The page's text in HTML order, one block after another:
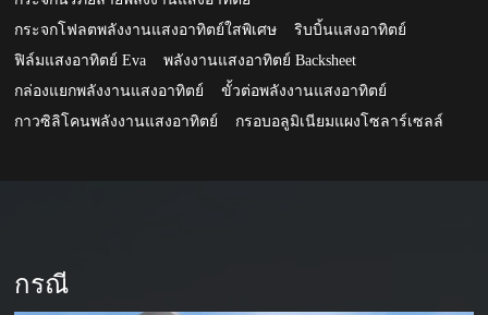
กระจกโฟลตพลังงานแสงอาทิตย์ใสพิเศษ
ริบบิ้นแสงอาทิตย์
ฟิล์มแสงอาทิตย์ Eva
พลังงานแสงอาทิตย์ Backsheet
กล่องแยกพลังงานแสงอาทิตย์
ขั้วต่อพลังงานแสงอาทิตย์
กาวซิลิโคนพลังงานแสงอาทิตย์
กรอบอลูมิเนียมแผงโซลาร์เซลล์
กรณี